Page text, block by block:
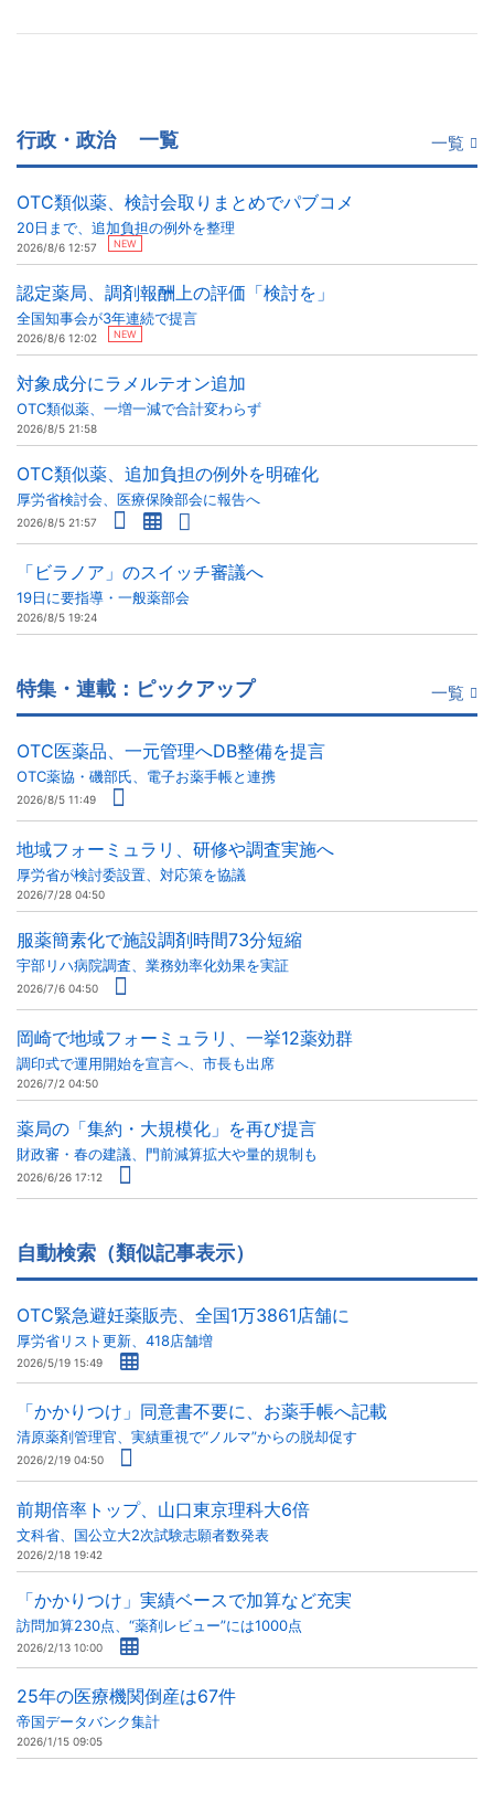
行政・政治 一覧 一覧
OTC類似薬、検討会取りまとめでパブコメ
20日まで、追加負担の例外を整理
2026/8/6 12:57 NEW
認定薬局、調剤報酬上の評価「検討を」
全国知事会が3年連続で提言
2026/8/6 12:02 NEW
対象成分にラメルテオン追加
OTC類似薬、一増一減で合計変わらず
2026/8/5 21:58
OTC類似薬、追加負担の例外を明確化
厚労省検討会、医療保険部会に報告へ
2026/8/5 21:57
「ビラノア」のスイッチ審議へ
19日に要指導・一般薬部会
2026/8/5 19:24
特集・連載：ピックアップ 一覧
OTC医薬品、一元管理へDB整備を提言
OTC薬協・磯部氏、電子お薬手帳と連携
2026/8/5 11:49
地域フォーミュラリ、研修や調査実施へ
厚労省が検討委設置、対応策を協議
2026/7/28 04:50
服薬簡素化で施設調剤時間73分短縮
宇部リハ病院調査、業務効率化効果を実証
2026/7/6 04:50
岡崎で地域フォーミュラリ、一挙12薬効群
調印式で運用開始を宣言へ、市長も出席
2026/7/2 04:50
薬局の「集約・大規模化」を再び提言
財政審・春の建議、門前減算拡大や量的規制も
2026/6/26 17:12
自動検索（類似記事表示）
OTC緊急避妊薬販売、全国1万3861店舗に
厚労省リスト更新、418店舗増
2026/5/19 15:49
「かかりつけ」同意書不要に、お薬手帳へ記載
清原薬剤管理官、実績重視で“ノルマ”からの脱却促す
2026/2/19 04:50
前期倍率トップ、山口東京理科大6倍
文科省、国公立大2次試験志願者数発表
2026/2/18 19:42
「かかりつけ」実績ベースで加算など充実
訪問加算230点、“薬剤レビュー”には1000点
2026/2/13 10:00
25年の医療機関倒産は67件
帝国データバンク集計
2026/1/15 09:05